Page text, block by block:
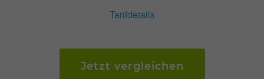
Tarifdetails
Jetzt vergleichen